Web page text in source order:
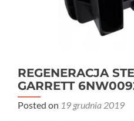
REGENERACJA
GARRETT
Posted on 19 grudnia 2019